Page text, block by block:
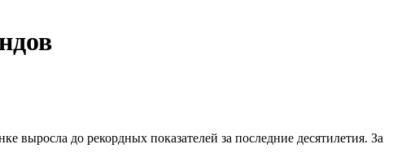
до рекордных показателей за последние десятилетия. За